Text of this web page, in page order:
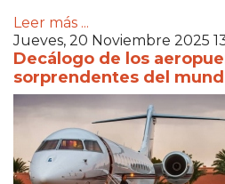
Leer más ...
Jueves, 20 Noviembre 2025
Decálogo de los
sorprendentes del